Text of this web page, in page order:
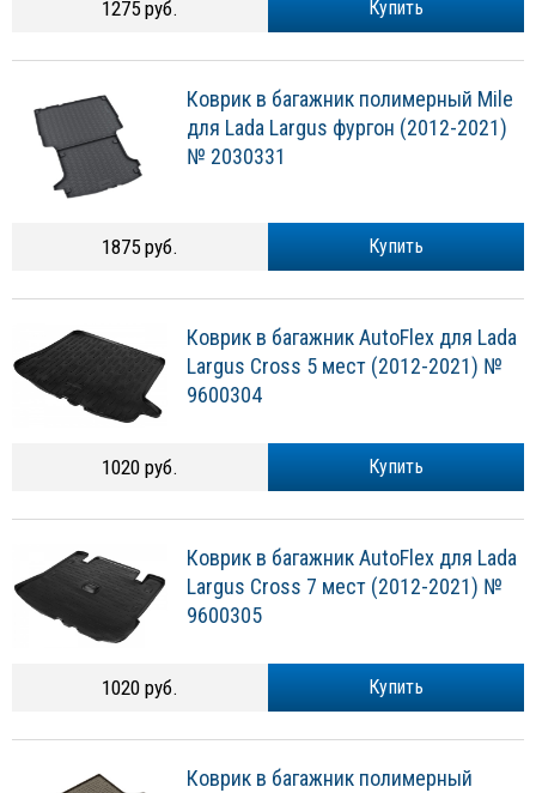
Купить
1275 руб.
Коврик в багажник полимерный Mile
для Lada Largus фургон (2012-2021)
№ 2030331
Купить
1875 руб.
Коврик в багажник AutoFlex для Lada
Largus Cross 5 мест (2012-2021) №
9600304
Купить
1020 руб.
Коврик в багажник AutoFlex для Lada
Largus Cross 7 мест (2012-2021) №
9600305
Купить
1020 руб.
Коврик в багажник полимерный